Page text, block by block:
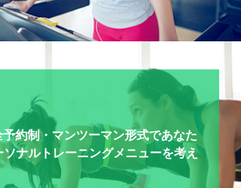
約制・マンツーマン形式であなた
ソナルトレーニングメニューを考え